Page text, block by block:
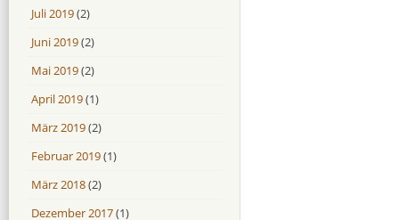
Juli 2019(2)
Juni 2019(2)
Mai 2019(2)
April 2019(1)
März 2019(2)
Februar 2019(1)
März 2018(2)
Dezember 2017(1)